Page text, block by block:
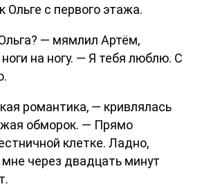
Ольге с первого этажа.
— мямлил Артём,
на ногу. — Я тебя люблю. С
романтика, — кривлялась
обморок. — Прямо
клетке. Ладно,
мне через двадцать минут